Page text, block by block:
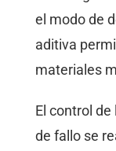
el modo de
aditiva
materiales
El control
de fallo se